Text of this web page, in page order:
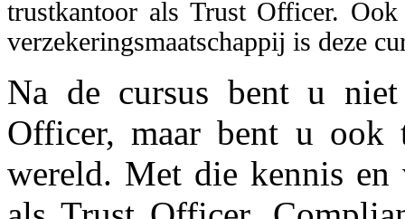
trustkantoor als Trust Officer.
verzekeringsmaatschappij is deze
Na de cursus bent u
Officer, maar bent u ook
wereld. Met die kennis en